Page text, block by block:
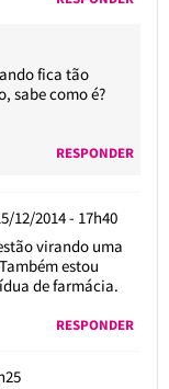
fica tão
sabe como é?
RESPONDER
12/2014 - 17h40
virando uma
estou
de farmácia.
RESPONDER